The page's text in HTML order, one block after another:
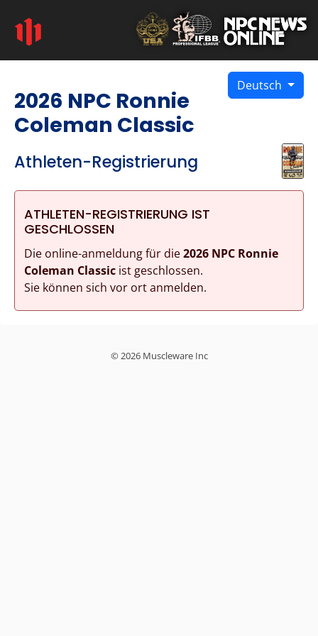
Deutsch
2026 NPC Ronnie
Coleman Classic
Athleten-Registrierung
ATHLETEN-REGISTRIERUNG IST
GESCHLOSSEN
Die online-anmeldung für die2026 NPC Ronnie
Coleman Classicist geschlossen.
Sie können sich vor ort anmelden.
© 2026 Muscleware Inc